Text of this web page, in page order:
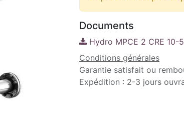
Documents
Hydro MPCE 2 CRE 10-
Conditions générales
Garantie satisfait ou
Expédition : 2-3 jours